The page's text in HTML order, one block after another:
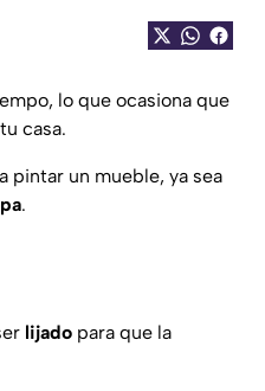
lo que ocasiona que
casa.
pintar un mueble, ya sea
.
lijado para que la